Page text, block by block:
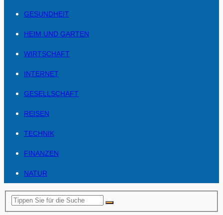
GESUNDHEIT
HEIM UND GARTEN
WIRTSCHAFT
INTERNET
GESELLSCHAFT
REISEN
TECHNIK
FINANZEN
NATUR